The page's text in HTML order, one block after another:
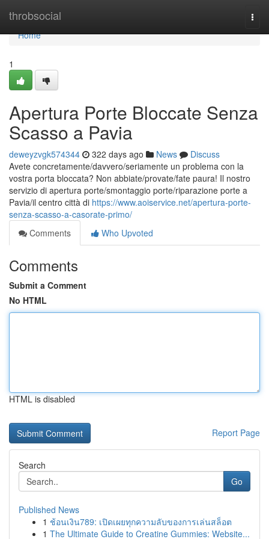
throbsocial
Home
Home
1
Apertura Porte Bloccate Senza
Scasso a Pavia
deweyzvgk574344 322 days ago News
Discuss
Avete concretamente/davvero/seriamente un problema con la
vostra porta bloccata? Non abbiate/provate/fate paura! Il nostro
servizio di apertura porte/smontaggio porte/riparazione porte a
Pavia/il centro città di https://www.aoiservice.net/apertura-porte-
senza-scasso-a-casorate-primo/
Comments
Who Upvoted
Comments
Submit a Comment
No HTML
HTML is disabled
Report Page
Search
Go
Published News
1 ช้อนเงิน789: เปิดเผยทุกความลับของการเล่นสล็อต
1 The Ultimate Guide to Creatine Gummies: Website...